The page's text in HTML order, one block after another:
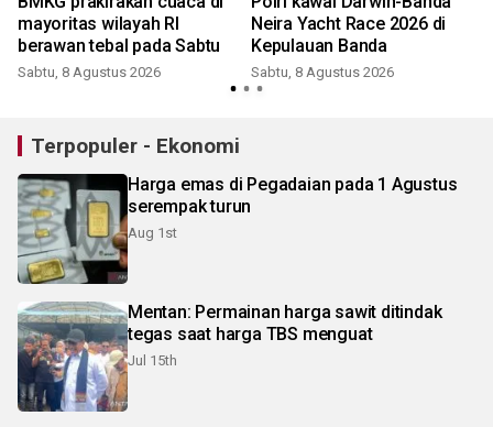
mayoritas wilayah RI
berawan tebal pada Sabtu
Sabtu, 8 Agustus 2026
Neira Yacht Race 2026 di
Kepulauan Banda
Sabtu, 8 Agustus 2026
Terpopuler - Ekonomi
Harga emas di Pegadaian pada 1 Agustus
serempak turun
Aug 1st
Mentan: Permainan harga sawit ditindak
tegas saat harga TBS menguat
Jul 15th